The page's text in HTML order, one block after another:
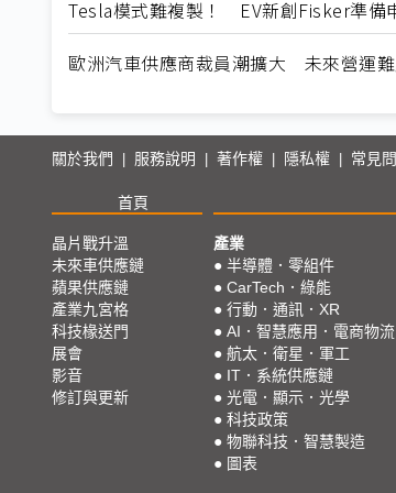
Tesla模式難複製！ EV新創Fisker準備
歐洲汽車供應商裁員潮擴大 未來營運
關於我們 服務說明 著作權 隱私權 常見
首頁
晶片戰升溫
未來車供應鏈
蘋果供應鏈
產業九宮格
科技椽送門
展會
影音
修訂與更新
產業
● 半導體．零組件
● CarTech．綠能
● 行動．通訊．XR
● AI．智慧應用．電商物流
● 航太．衛星．軍工
● IT．系統供應鏈
● 光電．顯示．光學
● 科技政策
● 物聯科技．智慧製造
● 圖表